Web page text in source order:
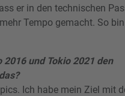
er in den technischen
Tempo gemacht. So
und Tokio 2021 den
Ich habe mein Ziel mit